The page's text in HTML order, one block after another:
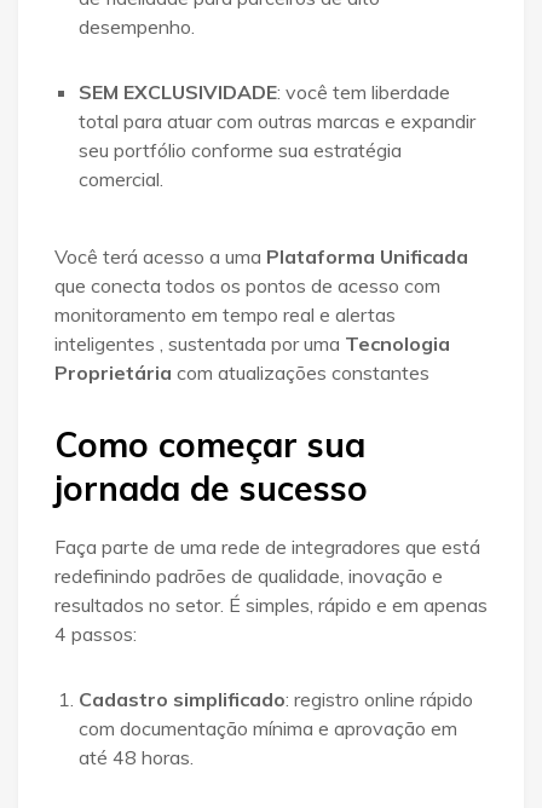
desempenho.
SEM EXCLUSIVIDADE: você tem liberdade
total para atuar com outras marcas e expandir
seu portfólio conforme sua estratégia
comercial.
Você terá acesso a uma Plataforma Unificada
que conecta todos os pontos de acesso com
monitoramento em tempo real e alertas
inteligentes , sustentada por uma Tecnologia
Proprietária com atualizações constantes
Como começar sua
jornada de sucesso
Faça parte de uma rede de integradores que está
redefinindo padrões de qualidade, inovação e
resultados no setor. É simples, rápido e em apenas
4 passos:
Cadastro simplificado: registro online rápido
com documentação mínima e aprovação em
até 48 horas.